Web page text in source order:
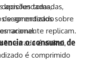
aprofundadas,
segmentados sobre
o consumo de
tomadas,
aprendizado
raramente replicam.
errada é visível,
é comprimido